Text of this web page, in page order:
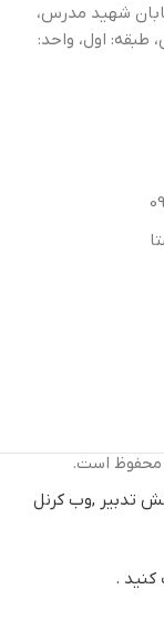
شهید مدرس،
مدرس، طبقه: اول، واحد:
محفوظ است.
تدبیر ,وب کرنل
کنید .